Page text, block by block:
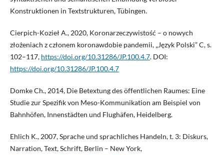
Konstruktionen in Textstrukturen, Tübingen.
Cierpich-Kozieł A., 2020, Koronarzeczywistość – o nowych
złożeniach z członem koronawdobie pandemii, „Język Polski” C, s.
102–117, https://doi.org/10.31286/JP.100.4.7. DOI:
https://doi.org/10.31286/JP.100.4.7
Domke Ch., 2014, Die Betextung des öffentlichen Raumes: Eine
Studie zur Spezifik von Meso-Kommunikation am Beispiel von
Bahnhöfen, Innenstädten und Flughäfen, Heidelberg.
Ehlich K., 2007, Sprache und sprachliches Handeln, t. 3: Diskurs,
Narration, Text, Schrift, Berlin – New York,